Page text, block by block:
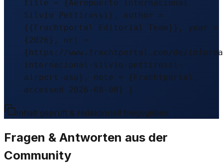
title = {Aeropuerto Internacional
Silvio Pettirossi}, author =
{{Frachtportal Editorial Team}}, year =
{2026}, url =
{https://www.frachtportal.com/de/
internacional-silvio-pettirossi-
airport-asu}, note = {Frachtportal,
accessed 2026-08-08} }
Inhalt geprüft & redaktionell freigegeben.
Fragen & Antworten aus der
Community